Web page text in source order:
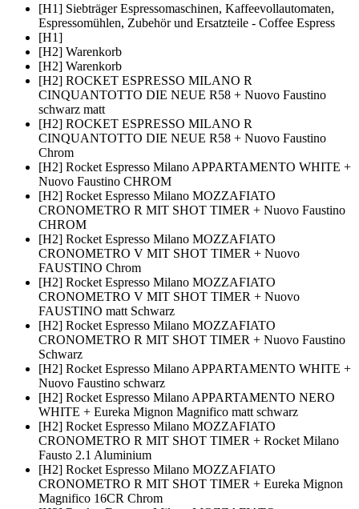
[H1] Siebträger Espressomaschinen, Kaffeevollautomaten,
Espressomühlen, Zubehör und Ersatzteile - Coffee Espress
[H1]
[H2] Warenkorb
[H2] Warenkorb
[H2] ROCKET ESPRESSO MILANO R
CINQUANTOTTO DIE NEUE R58 + Nuovo Faustino
schwarz matt
[H2] ROCKET ESPRESSO MILANO R
CINQUANTOTTO DIE NEUE R58 + Nuovo Faustino
Chrom
[H2] Rocket Espresso Milano APPARTAMENTO WHITE +
Nuovo Faustino CHROM
[H2] Rocket Espresso Milano MOZZAFIATO
CRONOMETRO R MIT SHOT TIMER + Nuovo Faustino
CHROM
[H2] Rocket Espresso Milano MOZZAFIATO
CRONOMETRO V MIT SHOT TIMER + Nuovo
FAUSTINO Chrom
[H2] Rocket Espresso Milano MOZZAFIATO
CRONOMETRO V MIT SHOT TIMER + Nuovo
FAUSTINO matt Schwarz
[H2] Rocket Espresso Milano MOZZAFIATO
CRONOMETRO R MIT SHOT TIMER + Nuovo Faustino
Schwarz
[H2] Rocket Espresso Milano APPARTAMENTO WHITE +
Nuovo Faustino schwarz
[H2] Rocket Espresso Milano APPARTAMENTO NERO
WHITE + Eureka Mignon Magnifico matt schwarz
[H2] Rocket Espresso Milano MOZZAFIATO
CRONOMETRO R MIT SHOT TIMER + Rocket Milano
Fausto 2.1 Aluminium
[H2] Rocket Espresso Milano MOZZAFIATO
CRONOMETRO R MIT SHOT TIMER + Eureka Mignon
Magnifico 16CR Chrom